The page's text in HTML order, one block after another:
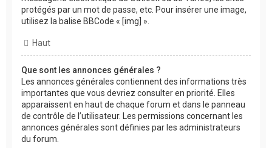
protégés par un mot de passe, etc. Pour insérer une image,
utilisez la balise BBCode « [img] ».
Haut
Que sont les annonces générales ?
Les annonces générales contiennent des informations très
importantes que vous devriez consulter en priorité. Elles
apparaissent en haut de chaque forum et dans le panneau
de contrôle de l’utilisateur. Les permissions concernant les
annonces générales sont définies par les administrateurs
du forum.